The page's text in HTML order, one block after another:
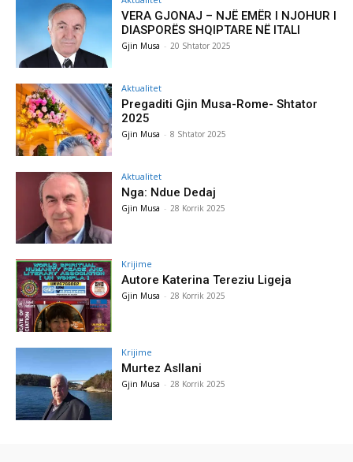
VERA GJONAJ – NJË EMËR I NJOHUR I
DIASPORËS SHQIPTARE NË ITALI
Gjin Musa - 20 Shtator 2025
Aktualitet
Pregaditi Gjin Musa-Rome- Shtator
2025
Gjin Musa - 8 Shtator 2025
Aktualitet
Nga: Ndue Dedaj
Gjin Musa - 28 Korrik 2025
Krijime
Autore Katerina Tereziu Ligeja
Gjin Musa - 28 Korrik 2025
Krijime
Murtez Asllani
Gjin Musa - 28 Korrik 2025